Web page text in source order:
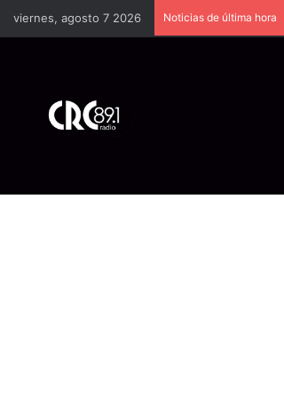
viernes, agosto 7 2026 Noticias de última hora